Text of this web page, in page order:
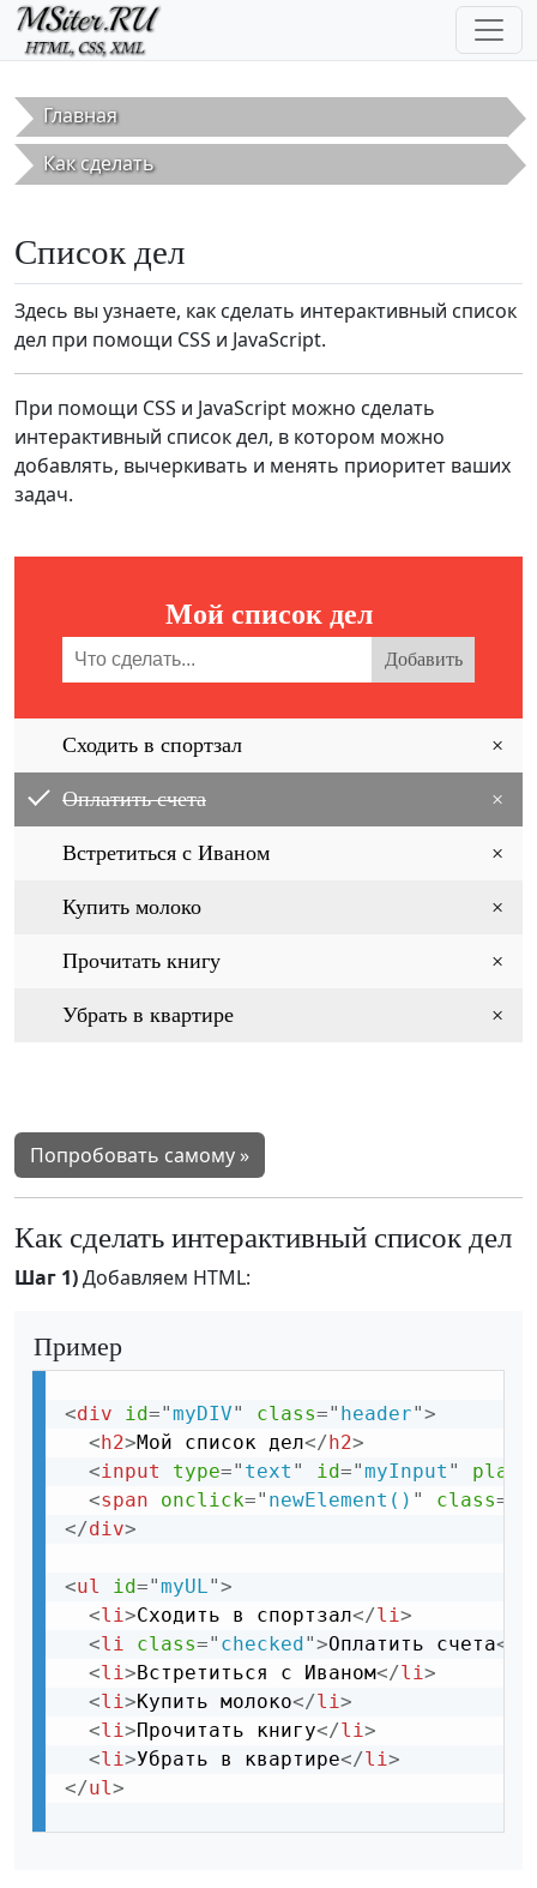
Перейти к основному содержанию
Главная
Как сделать
Список дел
Здесь вы узнаете, как сделать интерактивный список
дел при помощи CSS и JavaScript.
При помощи CSS и JavaScript можно сделать
интерактивный список дел, в котором можно
добавлять, вычеркивать и менять приоритет ваших
задач.
Попробовать самому »
Как сделать интерактивный список дел
Шаг 1)Добавляем HTML:
Пример
<div id="myDIV" class=" header">
<h2>Мой список дел</h2>
<input type=" text " id="myInput "
<span onclick=" newElement() " class=
</div>
<ul id="myUL ">
<li >Сходить в спортзал</li >
<li class=" checked">Оплатить счета</
<li >Встретиться с Иваном</li >
<li >Купить молоко</li >
<li >Прочитать книгу</li >
<li >Убрать в квартире</li >
</ul >